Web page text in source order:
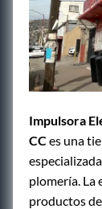
Impulsora
CCes una
plomería. La
productos